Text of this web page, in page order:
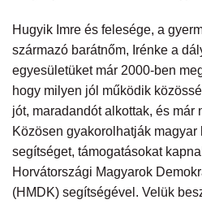
Hugyik Imre és felesége, a
származó barátnőm, Irénke a
egyesületüket már 2000-ben
hogy milyen jól működik
jót, maradandót alkottak, és már
Közösen gyakorolhatják magyar
segítséget, támogatásokat
Horvátországi Magyarok
(HMDK) segítségével. Velük